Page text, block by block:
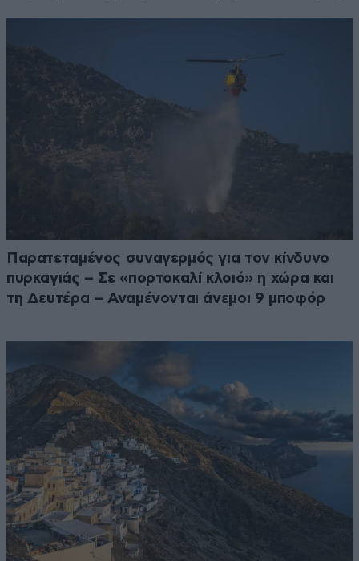
Παρατεταμένος συναγερμός για τον κίνδυνο
πυρκαγιάς – Σε «πορτοκαλί κλοιό» η χώρα και
τη Δευτέρα – Αναμένονται άνεμοι 9 μποφόρ